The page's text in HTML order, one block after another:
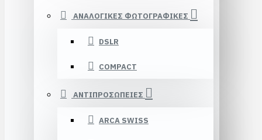
ΑΝΑΛΟΓΙΚΕΣ ΦΩΤΟΓΡΑΦΙΚΕΣ
DSLR
COMPACT
ΑΝΤΙΠΡΟΣΩΠΕΙΕΣ
ARCA SWISS